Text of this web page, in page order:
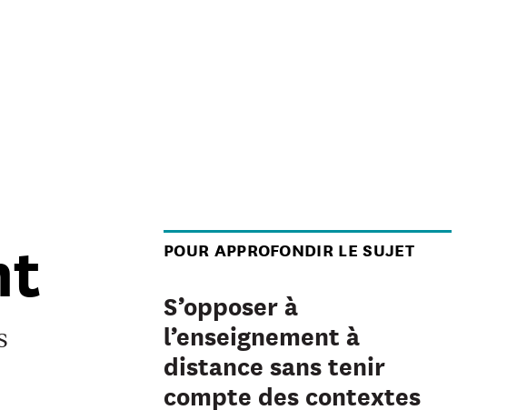
POUR APPROFONDIR LE SUJET
S’opposer à
l’enseignement à
distance sans tenir
compte des contextes